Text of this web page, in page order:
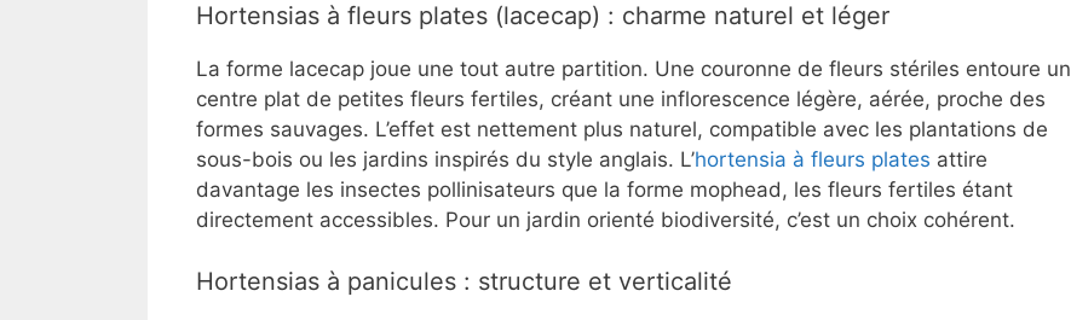
Hortensias à fleurs plates (lacecap) : charme naturel et léger
La forme lacecap joue une tout autre partition. Une couronne de fleurs stériles entoure un
centre plat de petites fleurs fertiles, créant une inflorescence légère, aérée, proche des
formes sauvages. L’effet est nettement plus naturel, compatible avec les plantations de
sous-bois ou les jardins inspirés du style anglais. L’hortensia à fleurs plates attire
davantage les insectes pollinisateurs que la forme mophead, les fleurs fertiles étant
directement accessibles. Pour un jardin orienté biodiversité, c’est un choix cohérent.
Hortensias à panicules : structure et verticalité